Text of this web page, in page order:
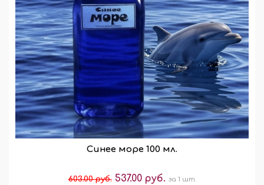
Синее море 100 мл.
603.00 руб. 537.00 руб. за 1 шт.